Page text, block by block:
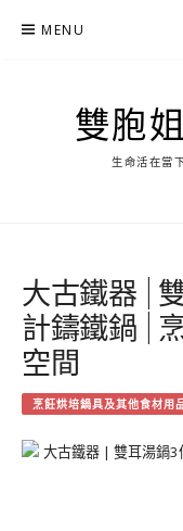
MENU
雙胞
生命活在當
大古鐵器 |
計鑄鐵鍋 |
空間
烹飪烘培鍋具及其他食材用